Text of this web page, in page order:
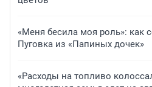
«Меня бесила моя роль»: как
Пуговка из «Папиных дочек»
«Расходы на топливо